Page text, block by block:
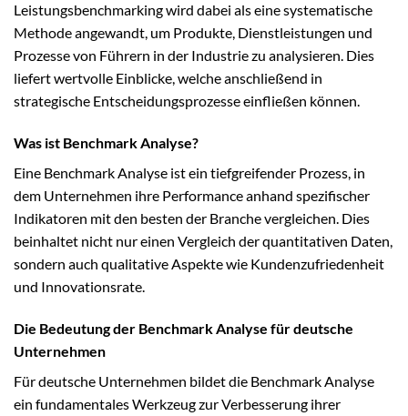
Leistungsbenchmarking wird dabei als eine systematische
Methode angewandt, um Produkte, Dienstleistungen und
Prozesse von Führern in der Industrie zu analysieren. Dies
liefert wertvolle Einblicke, welche anschließend in
strategische Entscheidungsprozesse einfließen können.
Was ist Benchmark Analyse?
Eine Benchmark Analyse ist ein tiefgreifender Prozess, in
dem Unternehmen ihre Performance anhand spezifischer
Indikatoren mit den besten der Branche vergleichen. Dies
beinhaltet nicht nur einen Vergleich der quantitativen Daten,
sondern auch qualitative Aspekte wie Kundenzufriedenheit
und Innovationsrate.
Die Bedeutung der Benchmark Analyse für deutsche
Unternehmen
Für deutsche Unternehmen bildet die Benchmark Analyse
ein fundamentales Werkzeug zur Verbesserung ihrer